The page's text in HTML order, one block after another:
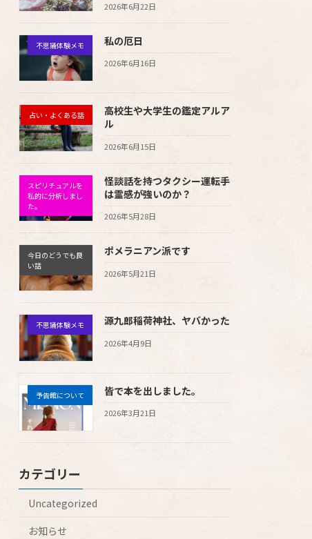
2026年6月22日
不思議体験メモ 私の厄日
2026年6月16日
占い・よくある話
高校生や大学生の鑑定アルア
ル
2026年6月15日
スピリチュアルを
私的に分析しまし
た。
怪談話を持つタクシー運転手
は霊感が強いのか？
2026年5月28日
今日のどうでも良
い話
ポメラニアン派です
2026年5月21日
不思議体験メモ 源九郎稲荷神社、ヤバかった
2026年4月9日
予告館について 皆で本を出しました。
2026年3月21日
カテゴリー
Uncategorized
お知らせ